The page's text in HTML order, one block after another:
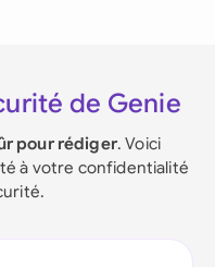
de Genie
pour rédiger. Voici
à votre confidentialité